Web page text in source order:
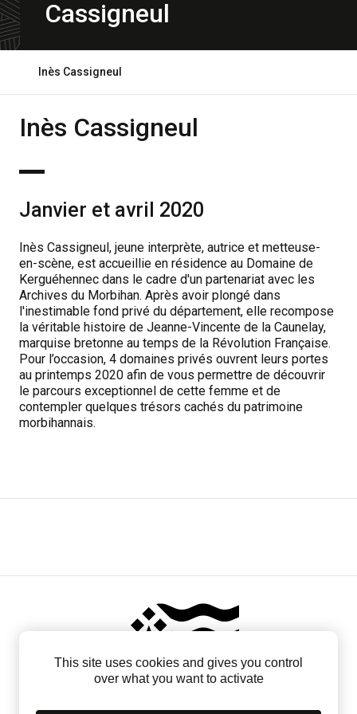
Cassigneul
Inès Cassigneul
d'ariane
Inès Cassigneul
Janvier et avril 2020
Inès Cassigneul, jeune interprète, autrice et metteuse-
en-scène, est accueillie en résidence au Domaine de
Kerguéhennec dans le cadre d'un partenariat avec les
Archives du Morbihan. Après avoir plongé dans
l'inestimable fond privé du département, elle recompose
la véritable histoire de Jeanne-Vincente de la Caunelay,
marquise bretonne au temps de la Révolution Française.
Pour l’occasion, 4 domaines privés ouvrent leurs portes
au printemps 2020 afin de vous permettre de découvrir
le parcours exceptionnel de cette femme et de
contempler quelques trésors cachés du patrimoine
morbihannais.
This site uses cookies and gives you control
over what you want to activate